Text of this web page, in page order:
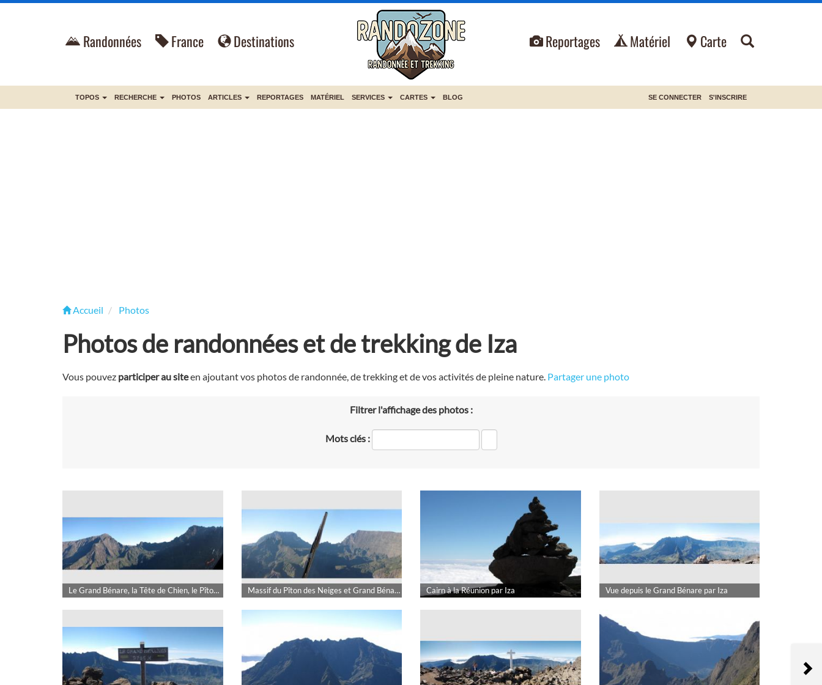
Randonnées France Destinations Reportages Matériel Carte
TOPOS RECHERCHE PHOTOS ARTICLES REPORTAGES MATÉRIEL SERVICES CARTES BLOG SE CONNECTER S'INSCRIRE
Accueil Photos
Photos de randonnées et de trekking de Iza
Vous pouvez participer au siteen ajoutant vos photos de randonnée, de trekking et de vos activités de pleine nature. Partager une photo
Filtrer l'affichage des photos :
Mots clés :
Le Grand Bénare, la Tête de Chien, le Pîton des Neiges par Iza Massif du Pîton des Neiges et Grand Bénare par Iza Cairn à la Réunion par Iza Vue depuis le Grand Bénare par Iza